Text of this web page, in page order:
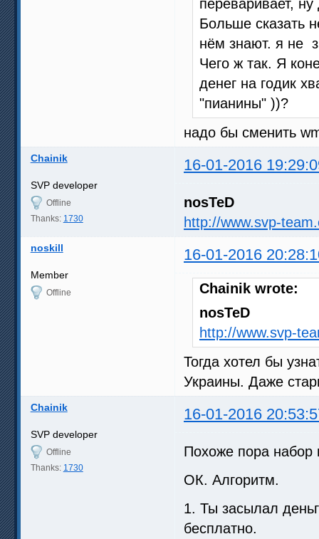
переваривает,
Больше сказать
нём знают. я не
Чего ж так. Я
денег на годик
"пианины" ))?
надо бы сменить
Chainik 16-01-2016
SVP developer
Offline
Thanks: 1730
nosTeD
http://www.svp-
noskill 16-01-2016
Member
Offline
Chainik wrote:
nosTeD
http://www.svp-
Тогда хотел бы
Украины. Даже
Chainik 16-01-2016
SVP developer
Offline
Thanks: 1730
Похоже пора набор
ОК. Алгоритм.
1. Ты засылал
бесплатно.